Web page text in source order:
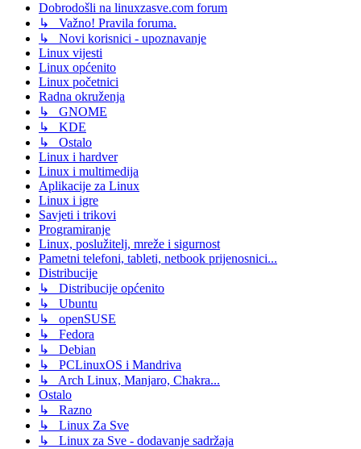
Dobrodošli na linuxzasve.com forum
↳ Važno! Pravila foruma.
↳ Novi korisnici - upoznavanje
Linux vijesti
Linux općenito
Linux početnici
Radna okruženja
↳ GNOME
↳ KDE
↳ Ostalo
Linux i hardver
Linux i multimedija
Aplikacije za Linux
Linux i igre
Savjeti i trikovi
Programiranje
Linux, poslužitelj, mreže i sigurnost
Pametni telefoni, tableti, netbook prijenosnici...
Distribucije
↳ Distribucije općenito
↳ Ubuntu
↳ openSUSE
↳ Fedora
↳ Debian
↳ PCLinuxOS i Mandriva
↳ Arch Linux, Manjaro, Chakra...
Ostalo
↳ Razno
↳ Linux Za Sve
↳ Linux za Sve - dodavanje sadržaja